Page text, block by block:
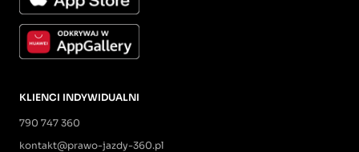
KLIENCI INDYWIDUALNI
790 747 360
kontakt@prawo-jazdy-360.pl